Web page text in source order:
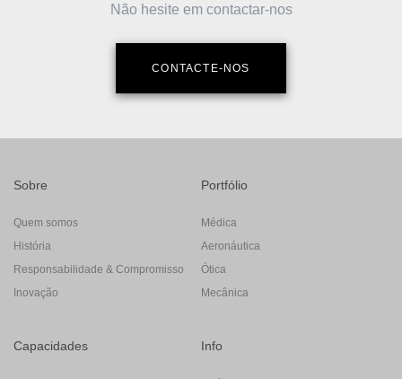
Não hesite em contactar-nos
CONTACTE-NOS
Sobre
Quem somos
História
Responsabilidade & Compromisso
Inovação
Portfólio
Médica
Aeronáutica
Ótica
Mecânica
Capacidades Info